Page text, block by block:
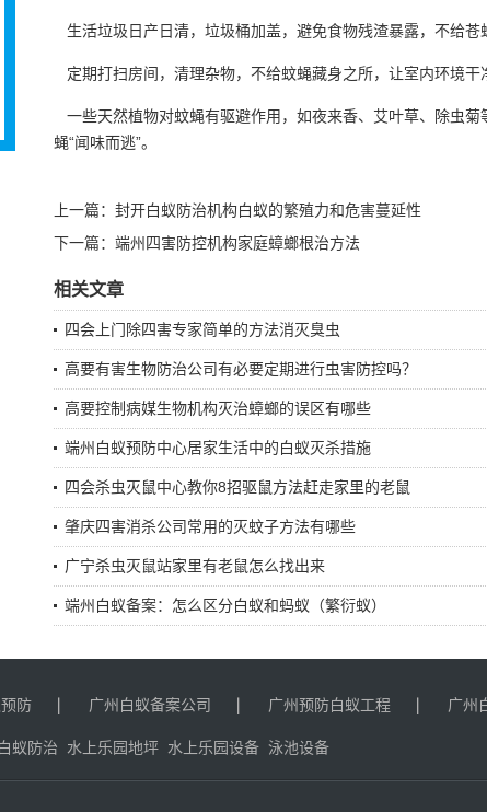
生活垃圾日产日清，垃圾桶加盖，避免食物残渣暴露，不给苍
定期打扫房间，清理杂物，不给蚊蝇藏身之所，让室内环境干
一些天然植物对蚊蝇有驱避作用 ，如夜来香、艾叶草、除虫
蝇“闻味而逃”。
上一篇： 封开白蚁防治机构白蚁的繁殖力和危害蔓延性
下一篇： 端州四害防控机构家庭蟑螂根治方法
相关文章
四会上门除四害专家简单的方法消灭臭虫
高要有害生物防治公司有必要定期进行虫害防控吗？
高要控制病媒生物机构灭治蟑螂的误区有哪些
端州白蚁预防中心居家生活中的白蚁灭杀措施
四会杀虫灭鼠中心教你8招驱鼠方法赶走家里的老鼠
肇庆四害消杀公司常用的灭蚊子方法有哪些
广宁杀虫灭鼠站家里有老鼠怎么找出来
端州白蚁备案：怎么区分白蚁和蚂蚁（繁衍蚁）
防 广州白蚁备案公司 广州预防白蚁工程 广州
蚁防治 水上乐园地坪 水上乐园设备 泳池设备